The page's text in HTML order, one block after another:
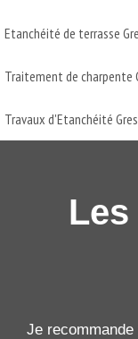
Etanchéité de terrasse
Traitement de charpente
Travaux d'Etanchéité
Je